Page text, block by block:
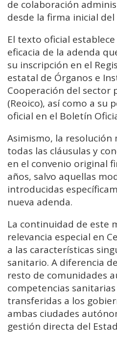
de colaboración
desde la firma inicial
El texto oficial
eficacia de la adenda
su inscripción en el
estatal de Órganos e
Cooperación del sector
(Reoico), así como a su
oficial en el Boletín
Asimismo, la resolución
todas las cláusulas y
en el convenio original
años, salvo aquellas
introducidas
nueva adenda.
La continuidad de este
relevancia especial en
a las características
sanitario. A diferencia
resto de comunidades
competencias
transferidas a los
ambas ciudades
gestión directa del